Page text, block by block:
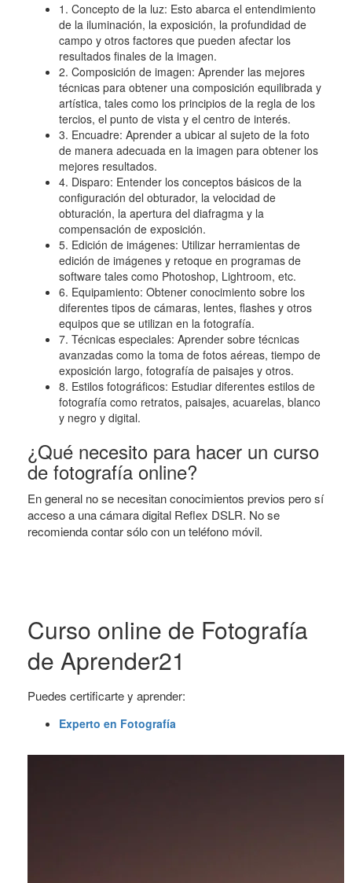
1. Concepto de la luz: Esto abarca el entendimiento
de la iluminación, la exposición, la profundidad de
campo y otros factores que pueden afectar los
resultados finales de la imagen.
2. Composición de imagen: Aprender las mejores
técnicas para obtener una composición equilibrada y
artística, tales como los principios de la regla de los
tercios, el punto de vista y el centro de interés.
3. Encuadre: Aprender a ubicar al sujeto de la foto
de manera adecuada en la imagen para obtener los
mejores resultados.
4. Disparo: Entender los conceptos básicos de la
configuración del obturador, la velocidad de
obturación, la apertura del diafragma y la
compensación de exposición.
5. Edición de imágenes: Utilizar herramientas de
edición de imágenes y retoque en programas de
software tales como Photoshop, Lightroom, etc.
6. Equipamiento: Obtener conocimiento sobre los
diferentes tipos de cámaras, lentes, flashes y otros
equipos que se utilizan en la fotografía.
7. Técnicas especiales: Aprender sobre técnicas
avanzadas como la toma de fotos aéreas, tiempo de
exposición largo, fotografía de paisajes y otros.
8. Estilos fotográficos: Estudiar diferentes estilos de
fotografía como retratos, paisajes, acuarelas, blanco
y negro y digital.
¿Qué necesito para hacer un curso
de fotografía online?
En general no se necesitan conocimientos previos pero sí
acceso a una cámara digital Reflex DSLR. No se
recomienda contar sólo con un teléfono móvil.
Curso online de Fotografía
de Aprender21
Puedes certificarte y aprender:
Experto en Fotografía